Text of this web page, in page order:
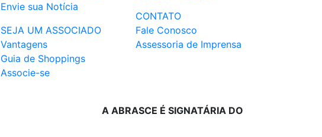
Envie sua Notícia
SEJA UM ASSOCIADO
Vantagens
Guia de Shoppings
Associe-se
CONTATO
Fale Conosco
Assessoria de Imprensa
A ABRASCE É SIGNATÁRIA DO